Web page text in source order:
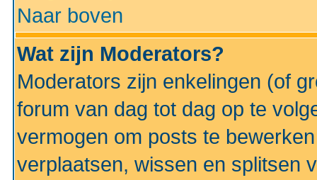
Naar boven
Wat zijn Moderators?
Moderators zijn enkelingen (of
forum van dag tot dag op te
vermogen om posts te
verplaatsen, wissen en splitsen